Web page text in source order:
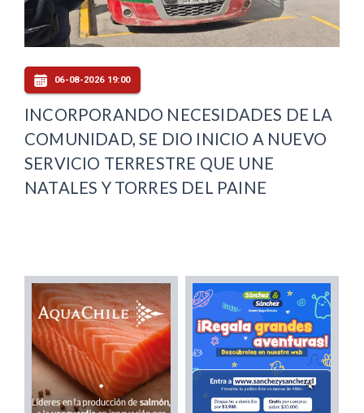
06-08-2026 19:00
INCORPORANDO NECESIDADES DE LA
COMUNIDAD, SE DIO INICIO A NUEVO
SERVICIO TERRESTRE QUE UNE
NATALES Y TORRES DEL PAINE